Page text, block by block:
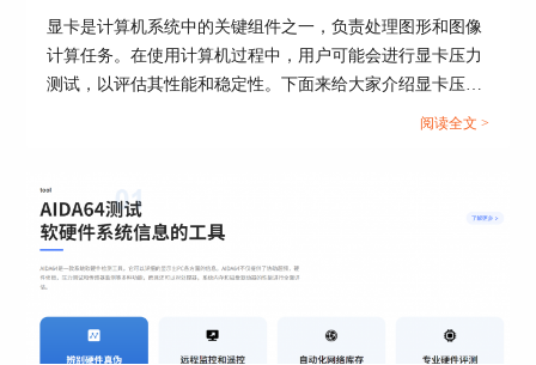
进入开始测试后，软件便会自动对电脑显卡显存进
行检测，电脑数据会逐渐出现在对应的位置，我们
可以根据检测的相关数据来判断电脑显存是否出现
度以及位宽。我们可以从这四个量对照着标准量去
显卡是计算机系统中的关键组件之一，负责处理图形和图像
计算任务。在使用计算机过程中，用户可能会进行显卡压力
测试，以评估其性能和稳定性。下面来给大家介绍显卡压力
测试98%正常吗，显卡压力测试98还能用多久的内容。...
阅读全文 >